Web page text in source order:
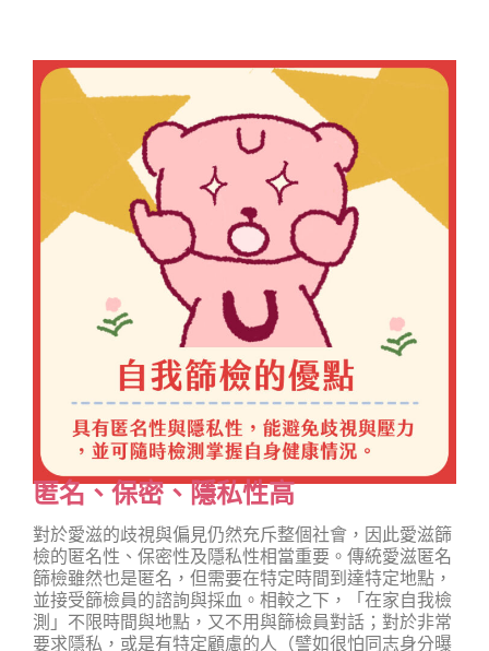
匿名、保密、隱私性高
對於愛滋的歧視與偏見仍然充斥整個社會，因此愛滋篩
檢的匿名性、保密性及隱私性相當重要。傳統愛滋匿名
篩檢雖然也是匿名，但需要在特定時間到達特定地點，
並接受篩檢員的諮詢與採血。相較之下，「在家自我檢
測」不限時間與地點，又不用與篩檢員對話；對於非常
要求隱私，或是有特定顧慮的人（譬如很怕同志身分曝